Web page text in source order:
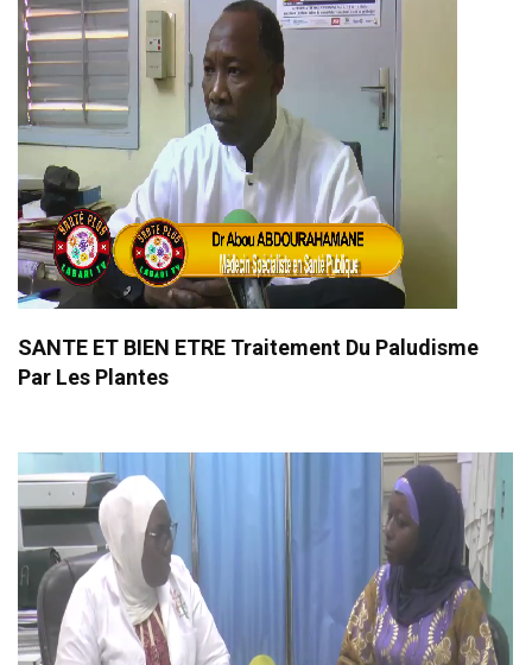
SANTE ET BIEN ETRE Traitement Du Paludisme
Par Les Plantes